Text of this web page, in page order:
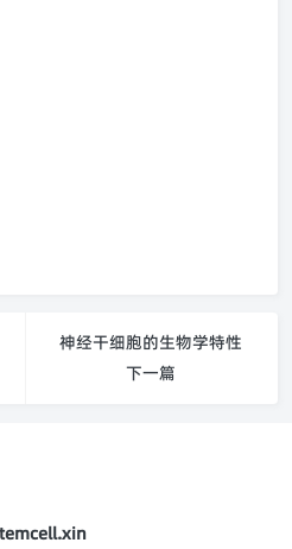
神经干细胞的生物学特性
下一篇